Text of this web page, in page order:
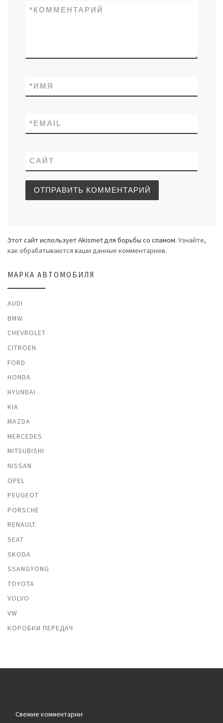
КОММЕНТАРИЙ
*
ИМЯ
*
EMAIL
*
САЙТ
Этот сайт использует Akismet для борьбы со спамом. Узнайте,
как обрабатываются ваши данные комментариев.
МАРКА АВТОМОБИЛЯ
AUDI
BMW
CHEVROLET
CITROEN
FORD
HONDA
HYUNDAI
KIA
MAZDA
MERCEDES
MITSUBISHI
NISSAN
OPEL
PEUGEOT
PORSCHE
RENAULT
SEAT
SKODA
SSANGYONG
TOYOTA
VOLVO
VW
КОРОБКИ ПЕРЕДАЧ
Свежие комментарии